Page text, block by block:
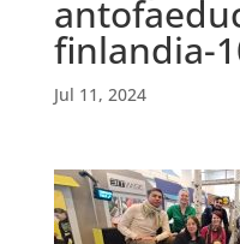
finlandia-
Jul 11, 2024